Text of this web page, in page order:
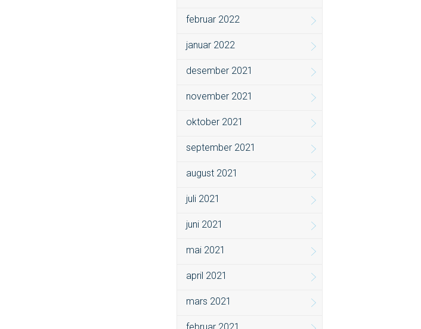
februar 2022
januar 2022
desember 2021
november 2021
oktober 2021
september 2021
august 2021
juli 2021
juni 2021
mai 2021
april 2021
mars 2021